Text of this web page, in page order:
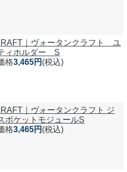
｜ヴォータンクラフト ユ
ィホルダー S
格3,465円 (税込)
｜ヴォータンクラフト ジ
ポケットモジュールS
格3,465円 (税込)